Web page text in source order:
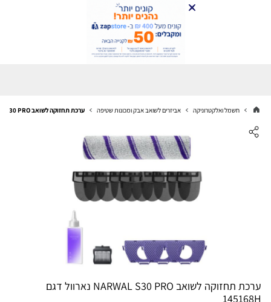
חשמל ואלקטרוניקה אביזרים לשואב אבק ומכונות שטיפה ערכת תחזוקה לשואב NARWAL S30 PRO נארוול דגם 145168H
ערכת תחזוקה לשואב NARWAL S30 PRO נארוול דגם
145168H